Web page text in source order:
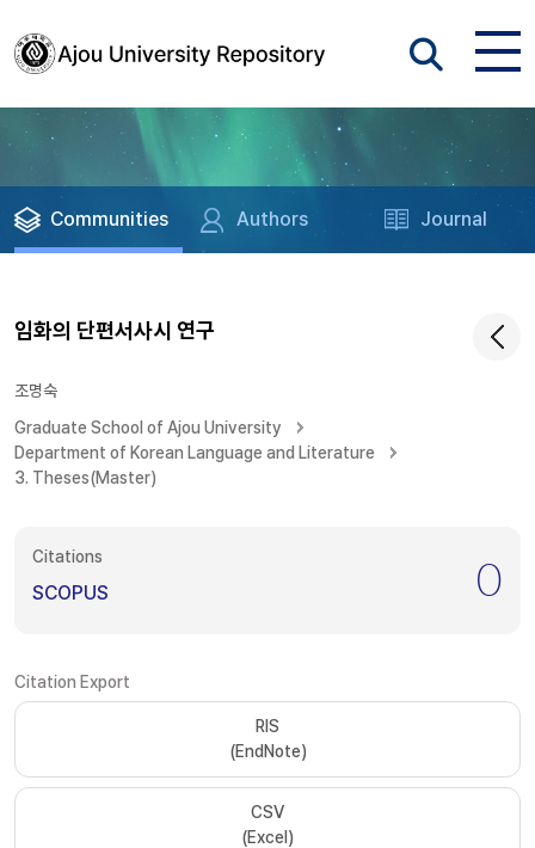
Communities Authors Journal
임화의 단편서사시 연구
조명숙
Graduate School of Ajou University
Department of Korean Language and Literature
3. Theses(Master)
Citations
SCOPUS 0
Citation Export
RIS
(EndNote)
CSV
(Excel)